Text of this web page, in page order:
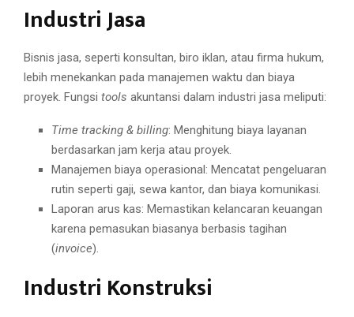
Industri Jasa
Bisnis jasa, seperti konsultan, biro iklan, atau firma hukum,
lebih menekankan pada manajemen waktu dan biaya
proyek. Fungsi tools akuntansi dalam industri jasa meliputi:
Time tracking & billing: Menghitung biaya layanan
berdasarkan jam kerja atau proyek.
Manajemen biaya operasional: Mencatat pengeluaran
rutin seperti gaji, sewa kantor, dan biaya komunikasi.
Laporan arus kas: Memastikan kelancaran keuangan
karena pemasukan biasanya berbasis tagihan
(invoice).
Industri Konstruksi